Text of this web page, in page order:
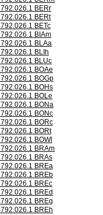
792.026.1 BERr
792.026.1 BERt
792.026.1 BETc
792.026.1 BIAm
792.026.1 BLAa
792.026.1 BLIh
792.026.1 BLUc
792.026.1 BOAe
792.026.1 BOGp
792.026.1 BOHs
792.026.1 BOLe
792.026.1 BONa
792.026.1 BONc
792.026.1 BORc
792.026.1 BORt
792.026.1 BOWl
792.026.1 BRAm
792.026.1 BRAs
792.026.1 BREa
792.026.1 BREb
792.026.1 BREc
792.026.1 BREd
792.026.1 BREg
792.026.1 BREh